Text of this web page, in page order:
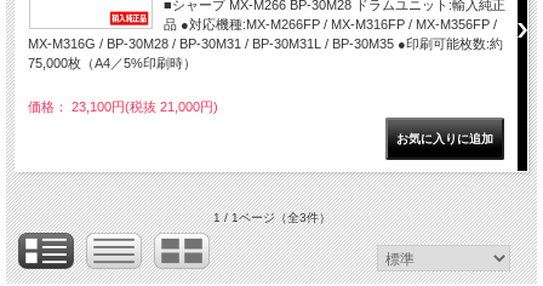
■シャープ MX-M266 BP-30M28 ドラムユニット:輸入純正
品 ●対応機種:MX-M266FP / MX-M316FP / MX-M356FP /
MX-M316G / BP-30M28 / BP-30M31 / BP-30M31L / BP-30M35 ●印刷可能枚数:約
75,000枚（A4／5%印刷時）
価格： 23,100円(税抜 21,000円)
1 / 1ページ（全3件）